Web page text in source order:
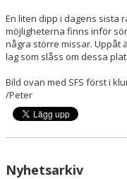
FÖRETAGSKAMPEN
En liten dipp i dagens sista
möjligheterna finns inför
några större missar. Uppåt
lag som slåss om dessa
Bild ovan med SFS först i
/Peter
Nyhetsarkiv